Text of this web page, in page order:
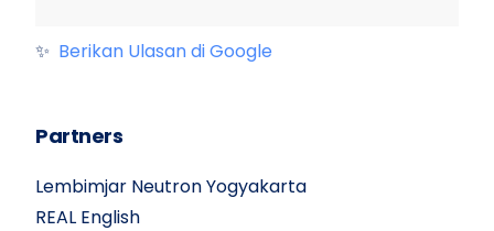
✨ Berikan Ulasan di Google
Partners
Lembimjar Neutron Yogyakarta
REAL English